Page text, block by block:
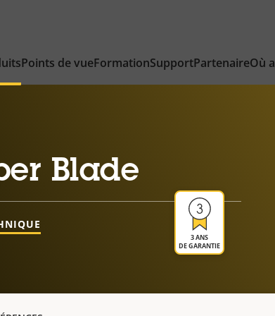
Points de vueFormationSupportPartenaireOù
Blade
3 ANS
DE GARANTIE